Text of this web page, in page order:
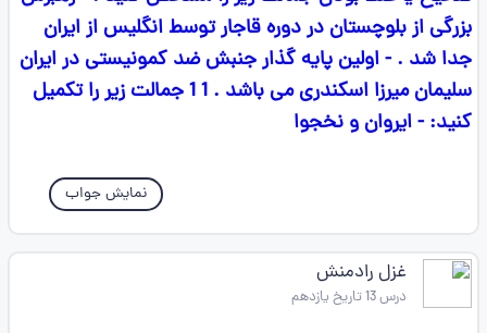
بزرگی از بلوچستان در دوره قاجار توسط انگلیس از ایران
جدا شد . - اولین پایه گذار جنبش ضد کمونیستی در ایران
سلیمان میرزا اسکندری می باشد . 1 1 جمالت زیر را تکمیل
کنید: - ایروان و نخجوا
نمایش جواب
غزل رادمنش
درس 13 تاریخ یازدهم